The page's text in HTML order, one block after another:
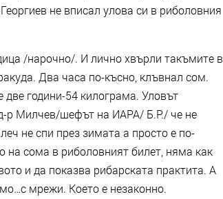
не вписал улова си в риболовния
/нарочно/. И лично хвърли такъмите в
Два часа по-късно, клъвнал сом.
две години-54 килограма. Уловът
р Милчев/шефът на ИАРА/ Б.Р./ че не
не спи през зимата а просто е по-
на сома в риболовният билет, няма как
и да показва рибарската практита. А
мрежи. Което е незаконно.